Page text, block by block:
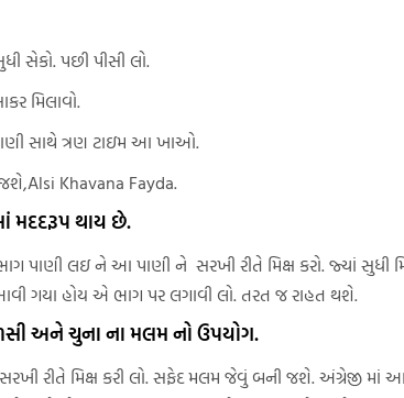
સેકો. પછી પીસી લો.
મિલાવો.
સાથે ત્રણ ટાઇમ આ ખાઓ.
જશે,Alsi Khavana Fayda.
મદદરૂપ થાય છે.
લઇ ને આ પાણી ને સરખી રીતે મિક્ષ કરો. જ્યાં સુધી
ગયા હોય એ ભાગ પર લગાવી લો. તરત જ રાહત થશે.
અને ચુના ના મલમ નો ઉપયોગ.
રીતે મિક્ષ કરી લો. સફેદ મલમ જેવું બની જશે. અંગ્રેજી